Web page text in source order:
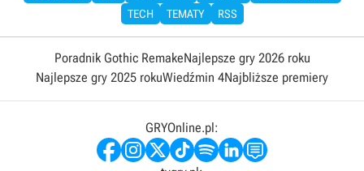
TECH
TEMATY RSS
Poradnik Gothic RemakeNajlepsze gry 2026 roku
Najlepsze gry 2025 rokuWiedźmin 4Najbliższe premiery
GRYOnline.pl: